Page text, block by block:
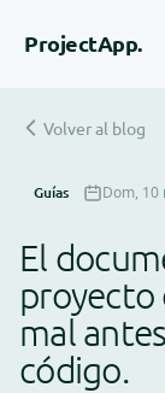
ProjectApp.
Volver al blog
Guías Dom, 10
El
proyecto
mal
código.